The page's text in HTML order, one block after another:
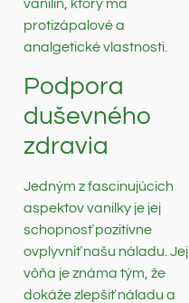
vanilín, ktorý má
protizápalové a
analgetické vlastnosti.
Podpora
duševného
zdravia
Jedným z fascinujúcich
aspektov vanilky je jej
schopnosť pozitívne
ovplyvniť našu náladu. Jej
vôňa je známa tým, že
dokáže zlepšiť náladu a